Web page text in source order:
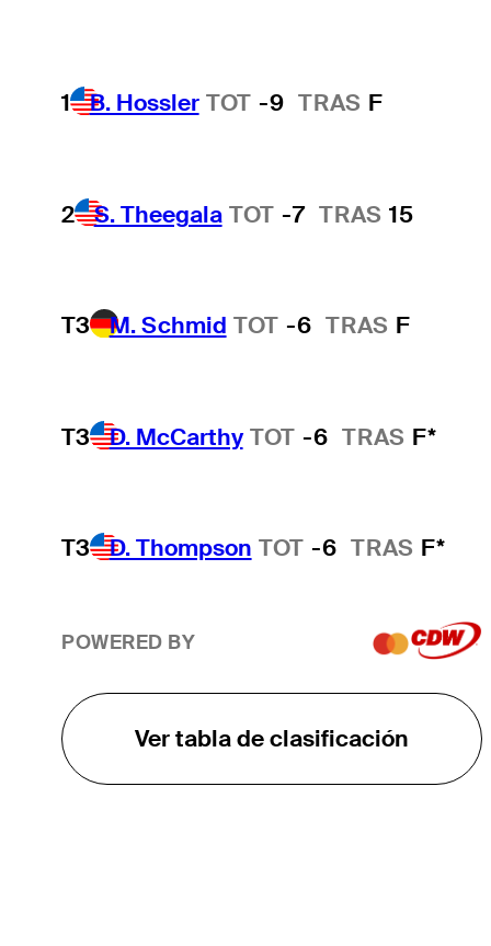
1 B. Hossler TOT -9 TRAS F
2 S. Theegala TOT -7 TRAS 15
T3 M. Schmid TOT -6 TRAS F
T3 D. McCarthy TOT -6 TRAS F*
T3 D. Thompson TOT -6 TRAS F*
POWERED BY
Ver tabla de clasificación